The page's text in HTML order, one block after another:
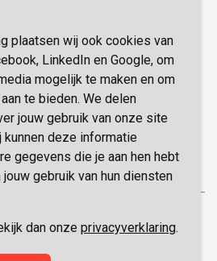
plaatsen wij ook cookies van
LinkedIn en Google, om
mogelijk te maken en om
te bieden. We delen
jouw gebruik van onze site
deze informatie
gegevens die je aan hen hebt
gebruik van hun diensten
dan onze privacyverklaring.
de laatste activiteiten en